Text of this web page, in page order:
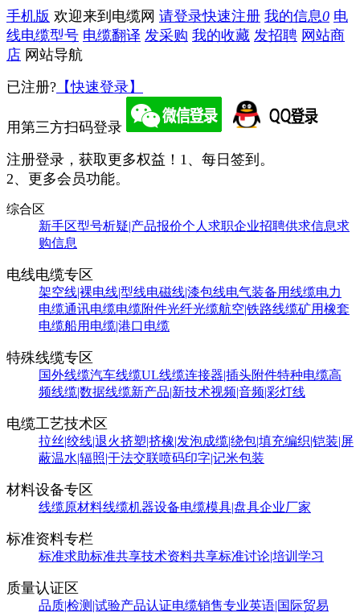
手机版 欢迎来到电缆网 请登录快速注册 我的信息0 电
线电缆型号 电缆翻译 发采购 我的收藏 发招聘 网站商
店 网站导航
已注册? 【快速登录】
用第三方扫码登录
注册登录，获取更多权益！ 1、每日签到。
2、更多会员功能。
综合区
新手区型号析疑|产品报价个人求职企业招聘供求信息求
购信息
电线电缆专区
架空线|裸电线|型线电磁线|漆包线电气装备用线缆电力
电缆通讯电缆电缆附件光纤光缆航空|铁路线缆矿用橡套
电缆船用电缆|港口电缆
特殊线缆专区
国外线缆汽车线缆UL线缆连接器|插头附件特种电缆高
频线缆|数据线缆新产品|新技术视频|音频|彩灯线
电缆工艺技术区
拉丝|绞线|退火挤塑|挤橡|发泡成缆|绕包|填充编织|铠装|屏
蔽温水|辐照|干法交联喷码印字|记米包装
材料设备专区
线缆原材料线缆机器设备电缆模具|盘具企业厂家
标准资料专栏
标准求助标准共享技术资料共享标准讨论|培训学习
质量认证区
品质|检测|试验产品认证电缆销售专业英语|国际贸易